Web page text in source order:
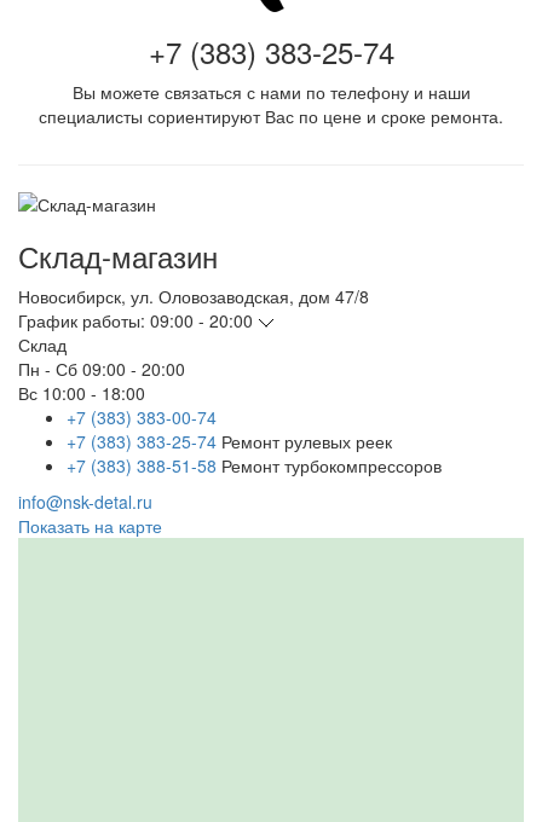
+7 (383) 383-25-74
Вы можете связаться с нами по телефону и наши
специалисты сориентируют Вас по цене и сроке ремонта.
Склад-магазин
Новосибирск, ул. Оловозаводская, дом 47/8
График работы: 09:00 - 20:00
Склад
Пн - Сб 09:00 - 20:00
Вс 10:00 - 18:00
+7 (383) 383-00-74
+7 (383) 383-25-74 Ремонт рулевых реек
+7 (383) 388-51-58 Ремонт турбокомпрессоров
info@nsk-detal.ru
Показать на карте